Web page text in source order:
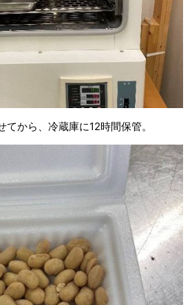
から、冷蔵庫に12時間保管。